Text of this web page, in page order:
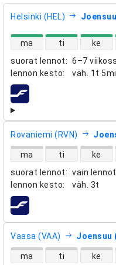
Helsinki (HEL)
suorat lennot: 6–7
lennon kesto: väh. 1t
suorien lentojen
ma ti ke
lentoyhtiöt
Rovaniemi (RVN)
suorat lennot: vain
lennon kesto: väh. 3t
suorien lentojen
ma ti ke
lentoyhtiöt
Vaasa (VAA) Joensuu
suorien lentojen
ma ti ke